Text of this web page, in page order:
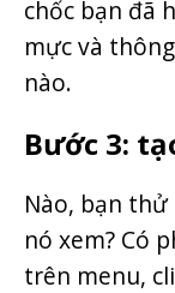
chốc bạn đã
mực và
nào.
Bước 3:
Nào, bạn
nó xem? Có
trên menu,